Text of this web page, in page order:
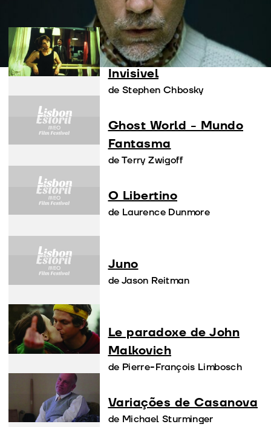
de John Malkovich
As Vantagens de Ser
Invisivel
de Stephen Chbosky
Ghost World - Mundo
Fantasma
de Terry Zwigoff
O Libertino
de Laurence Dunmore
Juno
de Jason Reitman
Le paradoxe de John
Malkovich
de Pierre-François Limbosch
Variações de Casanova
de Michael Sturminger